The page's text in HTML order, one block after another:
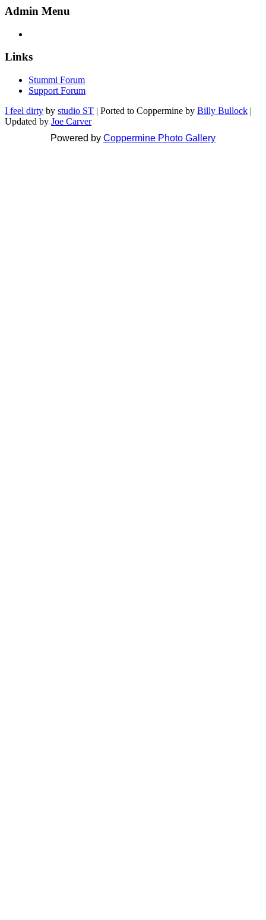
Admin Menu
Links
Stummi Forum
Support Forum
I feel dirty by studio ST | Ported to Coppermine by Billy Bullock |
Updated by Joe Carver
Powered by Coppermine Photo Gallery